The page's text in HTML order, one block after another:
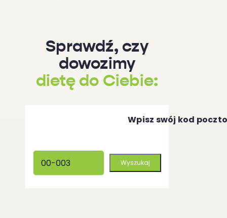
Sprawdź, czy
dowozimy
dietę do Ciebie:
Wpisz swój kod